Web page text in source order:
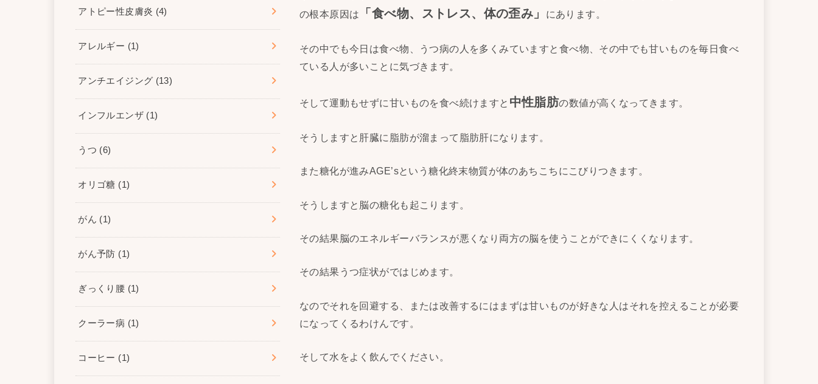
の根本原因は
「食べ物、ストレス、体の歪み」 にあります。
その中でも今日は食べ物、うつ病の人を多くみていますと食べ物、その中でも甘いものを毎日食べ
ている人が多いことに気づきます。
そして運動もせずに甘いものを食べ続けますと 中性脂肪の数値が高くなってきます。
そうしますと肝臓に脂肪が溜まって脂肪肝になります。
また糖化が進みAGE’sという糖化終末物質が体のあちこちにこびりつきます。
そうしますと脳の糖化も起こります。
その結果脳のエネルギーバランスが悪くなり両方の脳を使うことができにくくなります。
その結果うつ症状がではじめます。
なのでそれを回避する、または改善するにはまずは甘いものが好きな人はそれを控えることが必要
になってくるわけんです。
そして水をよく飲んでください。
アトピー性皮膚炎 (4)
アレルギー (1)
アンチエイジング (13)
インフルエンザ (1)
うつ (6)
オリゴ糖 (1)
がん (1)
がん予防 (1)
ぎっくり腰 (1)
クーラー病 (1)
コーヒー (1)